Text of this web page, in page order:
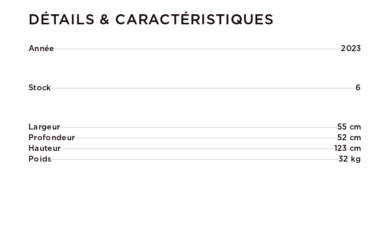
DÉTAILS & CARACTÉRISTIQUES
Année 2023
Stock 6
Largeur
55 cm
Profondeur
52 cm
Hauteur
123 cm
Poids
32 kg